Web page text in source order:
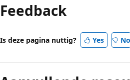
Feedback
Is deze pagina nuttig? Yes No